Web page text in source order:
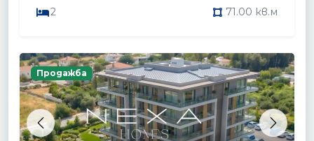
2 71.00 кв.м
Previous Next
Продажба